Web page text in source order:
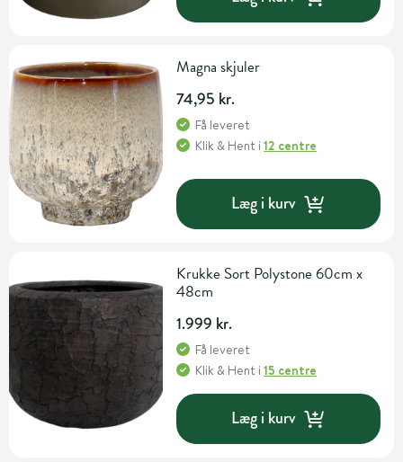
Magna skjuler
74,95 kr.
Få leveret
Klik & Hent i12 centre
Læg i kurv
Krukke Sort Polystone 60cm x
48cm
1.999 kr.
Få leveret
Klik & Hent i15 centre
Læg i kurv